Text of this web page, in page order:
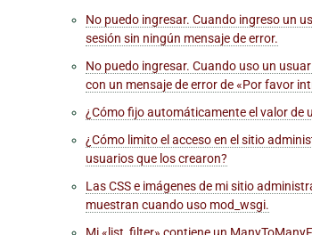
No puedo ingresar. Cuando ingreso un
sesión sin ningún mensaje de error.
No puedo ingresar. Cuando uso un
con un mensaje de error de «Por favor
¿Cómo fijo automáticamente el valor de
¿Cómo limito el acceso en el sitio
usuarios que los crearon?
Las CSS e imágenes de mi sitio
muestran cuando uso mod_wsgi.
Mi «list_filter» contiene un